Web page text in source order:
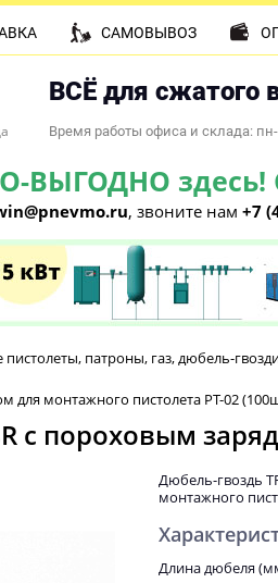
ВСЁ для сжатого
Время работы офиса и склада:
ВЫГОДНО здесь!
, звоните нам +7
САМОВЫВОЗ
патроны, газ, дюбель-
для монтажного пистолета PT-02
с пороховым
Дюбель-гвоздь
монтажного
Длина дюбеля